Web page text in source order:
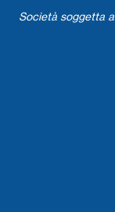
Società soggetta